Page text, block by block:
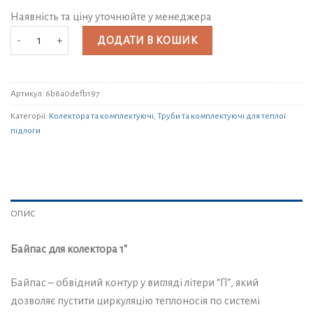
Наявність та ціну уточнюйте у менеджера
Байпас для колектора 1" кількість
ДОДАТИ В КОШИК
Артикул: 6b6a0defb197
Категорії: Колектора та комплектуючі, Труби та комплектуючі для теплої
підлоги
ОПИС
Байпас для колектора 1″
Байпас – обвідний контур у вигляді літери “П”, який
дозволяє пустити циркуляцію теплоносія по системі